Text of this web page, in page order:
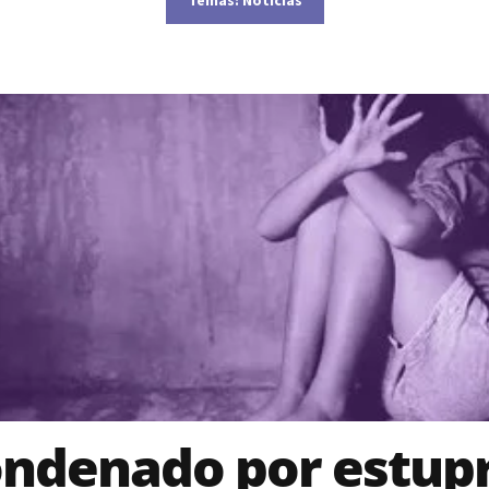
por